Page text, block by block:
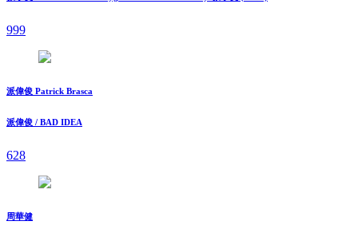
999
派偉俊 Patrick Brasca
派偉俊 / BAD IDEA
628
周華健